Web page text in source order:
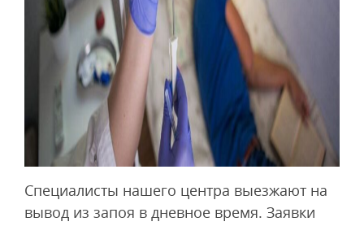
Специалисты нашего центра выезжают на
вывод из запоя в дневное время. Заявки